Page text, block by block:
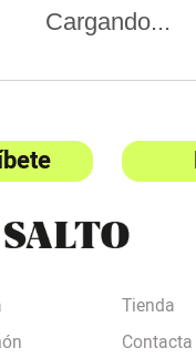
Cargando...
Tienda
Contacta